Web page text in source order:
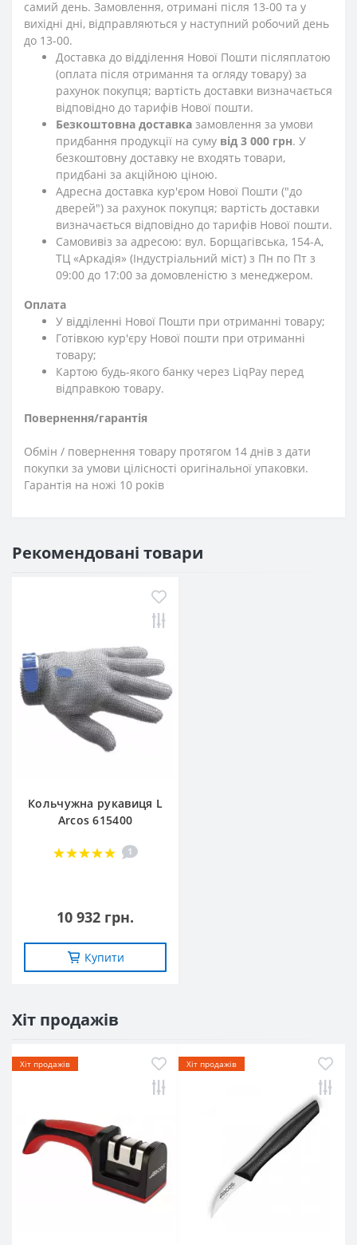
самий день. Замовлення, отримані після 13-00 та у
вихідні дні, відправляються у наступний робочий день
до 13-00.
Доставка до відділення Нової Пошти післяплатою
(оплата після отримання та огляду товару) за
рахунок покупця; вартість доставки визначається
відповідно до тарифів Нової пошти.
Безкоштовна доставка замовлення за умови
придбання продукції на суму від 3 000 грн. У
безкоштовну доставку не входять товари,
придбані за акційною ціною.
Адресна доставка кур'єром Нової Пошти ("до
дверей") за рахунок покупця; вартість доставки
визначається відповідно до тарифів Нової пошти.
Самовивіз за адресою: вул. Борщагівська, 154-А,
ТЦ «Аркадія» (Індустріальний міст) з Пн по Пт з
09:00 до 17:00 за домовленістю з менеджером.
Оплата
У відділенні Нової Пошти при отриманні товару;
Готівкою кур'єру Нової пошти при отриманні
товару;
Картою будь-якого банку через LiqPay перед
відправкою товару.
Повернення/гарантія
Обмін / повернення товару протягом 14 днів з дати
покупки за умови цілісності оригінальної упаковки.
Гарантія на ножі 10 років
Рекомендовані товари
Кольчужна рукавиця L
Arcos 615400
1
10 932 грн.
Купити
Хіт продажів
Хіт продажів Хіт продажів